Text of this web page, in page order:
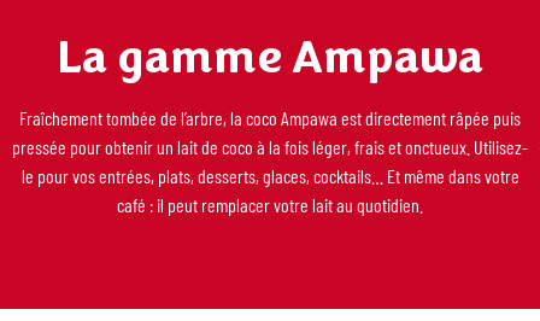
La gamme Ampawa
Fraîchement tombée de l’arbre, la coco Ampawa est directement râpée puis
pressée pour obtenir un lait de coco à la fois léger, frais et onctueux. Utilisez-
le pour vos entrées, plats, desserts, glaces, cocktails… Et même dans votre
café : il peut remplacer votre lait au quotidien.